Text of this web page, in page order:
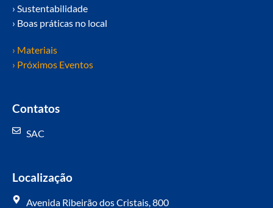
› Sustentabilidade
› Boas práticas no local
› Materiais
› Próximos Eventos
Contatos
SAC
Localização
Avenida Ribeirão dos Cristais, 800